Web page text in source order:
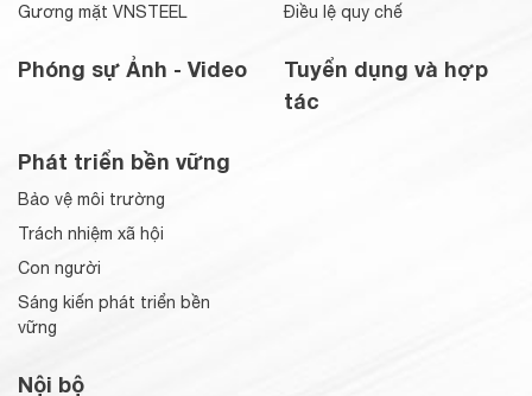
Gương mặt VNSTEEL
Phóng sự Ảnh - Video
Điều lệ quy chế
Tuyển dụng và hợp
tác
Phát triển bền vững
Bảo vệ môi trường
Trách nhiệm xã hội
Con người
Sáng kiến phát triển bền
vững
Nội bộ